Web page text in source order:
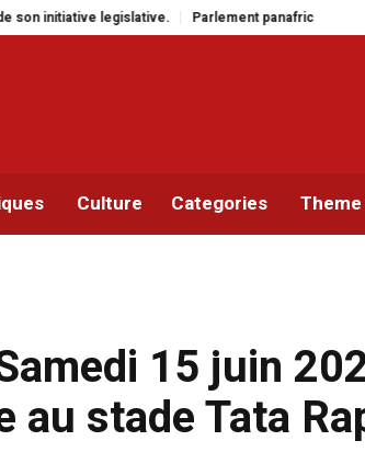
Parlement panafricain : à Johannesburg, Aimé Boji
Culture Categories
15 juin
au stade Tata